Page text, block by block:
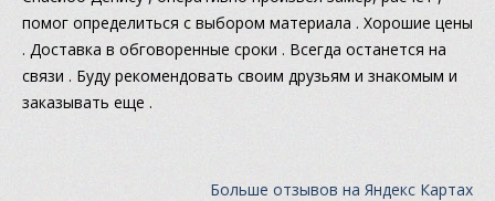
помог определиться с выбором материала . Хорошие цены
. Доставка в обговоренные сроки . Всегда останется на
связи . Буду рекомендовать своим друзьям и знакомым и
заказывать еще .
Больше отзывов на Яндекс Картах